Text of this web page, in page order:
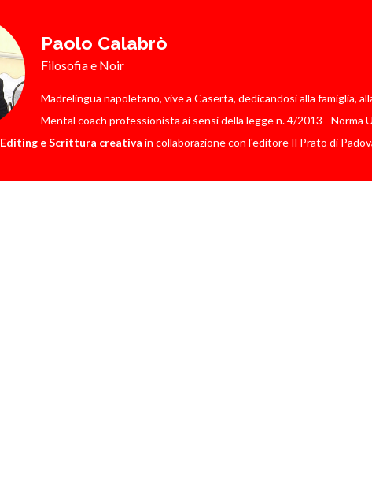
Paolo Calabrò
Filosofia e Noir
Madrelingua napoletano, vive a Caserta, dedicandosi alla famiglia,
Mental coach professionista ai sensi della legge n. 4/2013 - Norma
Editing e Scrittura creativa in collaborazione con l'editore Il Prato di